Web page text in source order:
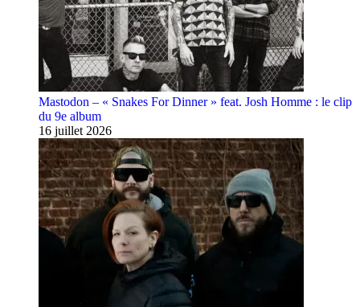
Mastodon – « Snakes For Dinner » feat. Josh Homme : le clip
du 9e album
16 juillet 2026